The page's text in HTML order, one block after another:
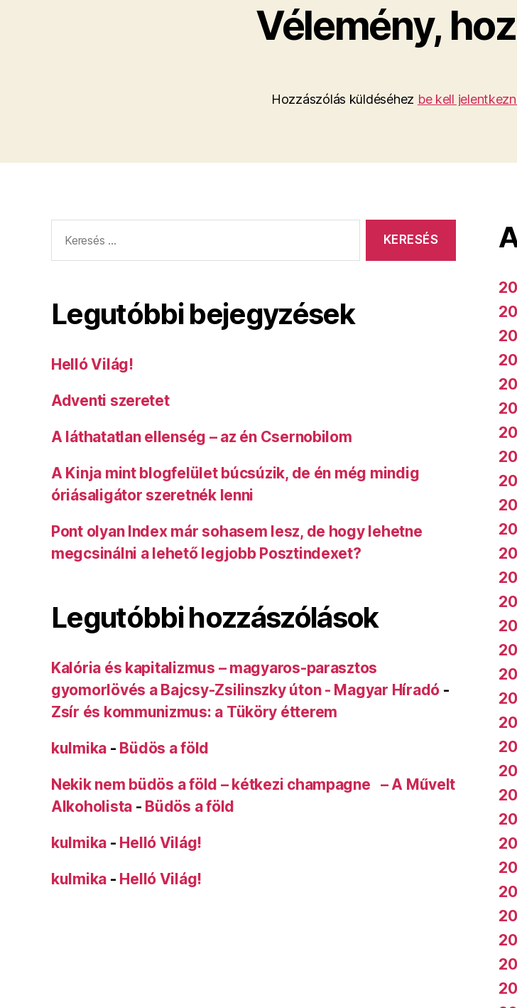
Vélemény,
Hozzászólás küldéséhez be kell
Legutóbbi bejegyzések
Helló Világ!
Adventi szeretet
A láthatatlan ellenség – az én Csernobilom
A Kinja mint blogfelület búcsúzik, de én még mindig
óriásaligátor szeretnék lenni
Pont olyan Index már sohasem lesz, de hogy lehetne
megcsinálni a lehető legjobb Posztindexet?
Legutóbbi hozzászólások
Kalória és kapitalizmus – magyaros-parasztos
gyomorlövés a Bajcsy-Zsilinszky úton - Magyar Híradó-
Zsír és kommunizmus: a Tüköry étterem
kulmika - Büdös a föld
Nekik nem büdös a föld – kétkezi champagne – A Művelt
Alkoholista - Büdös a föld
kulmika - Helló Világ!
kulmika - Helló Világ!